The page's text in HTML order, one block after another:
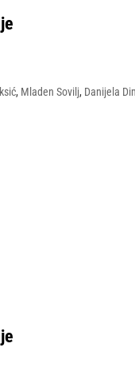
, Mladen Sovilj, Danijela